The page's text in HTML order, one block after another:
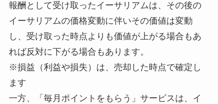
報酬として受け取ったイーサリアムは、その後の
イーサリアムの価格変動に伴いその価値は変動
し、受け取った時点よりも価値が上がる場合もあ
れば反対に下がる場合もあります。
※損益（利益や損失）は、売却した時点で確定し
ます
一方、「毎月ポイントをもらう」サービスは、イ